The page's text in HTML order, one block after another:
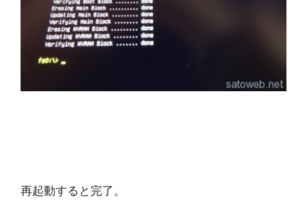
再起動すると完了。